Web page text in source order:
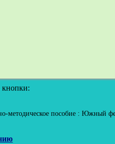
кнопки:
пособие : Южный